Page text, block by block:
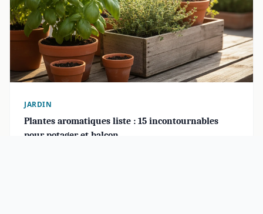
JARDIN
Plantes aromatiques liste : 15 incontournables
pour potager et balcon